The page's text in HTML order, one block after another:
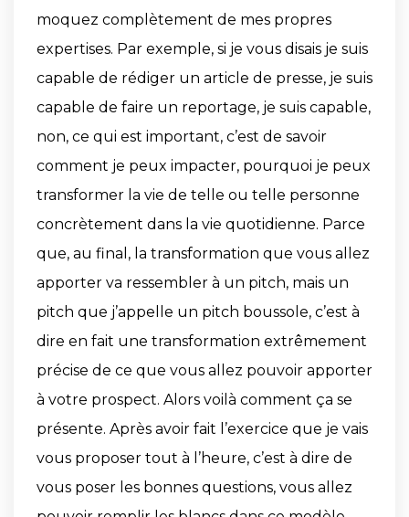
moquez complètement de mes propres
expertises. Par exemple, si je vous disais je suis
capable de rédiger un article de presse, je suis
capable de faire un reportage, je suis capable,
non, ce qui est important, c’est de savoir
comment je peux impacter, pourquoi je peux
transformer la vie de telle ou telle personne
concrètement dans la vie quotidienne. Parce
que, au final, la transformation que vous allez
apporter va ressembler à un pitch, mais un
pitch que j’appelle un pitch boussole, c’est à
dire en fait une transformation extrêmement
précise de ce que vous allez pouvoir apporter
à votre prospect. Alors voilà comment ça se
présente. Après avoir fait l’exercice que je vais
vous proposer tout à l’heure, c’est à dire de
vous poser les bonnes questions, vous allez